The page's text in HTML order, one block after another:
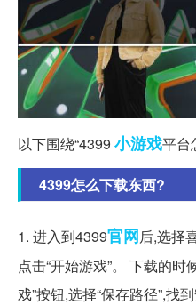
以下围绕“4399 小游戏平台
4399怎么下载东西?
1. 进入到4399官网后,选择
点击“开始游戏”。 下载的
戏”按钮,选择“保存路径”,找